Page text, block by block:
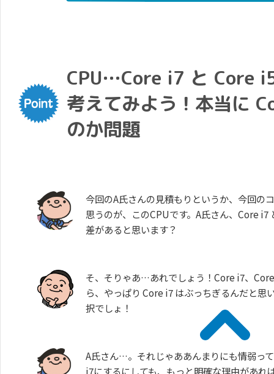
CPU…Core i7 と Core
考えてみよう！本当に
のか問題
今回のA氏さんの見積もりというか、今回の
思うのが、このCPUです。A氏さん、Core i7
差があると思います？
そ、そりゃあ…あれでしょう！Core i7、
ら、やっぱり Core i7 はぶっちぎるんだと思
択でしょ！
A氏さん…。それじゃああんまりにも情弱っ
i7にするにしても、もっと明確な理由があれ